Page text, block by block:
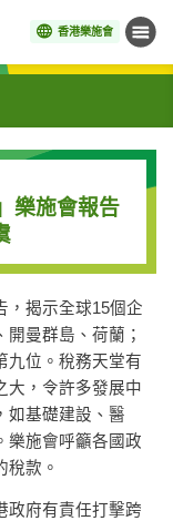
香港樂施會 目錄
樂施會報告
，揭示全球15個企
曼群島、荷蘭；
九位。稅務天堂有
大，令許多發展中
如基礎建設、醫
樂施會呼籲各國政
稅款。
政府有責任打擊跨